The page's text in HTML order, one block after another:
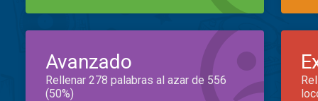
Avanzado
Rellenar 278 palabras al azar de 556
(50%)